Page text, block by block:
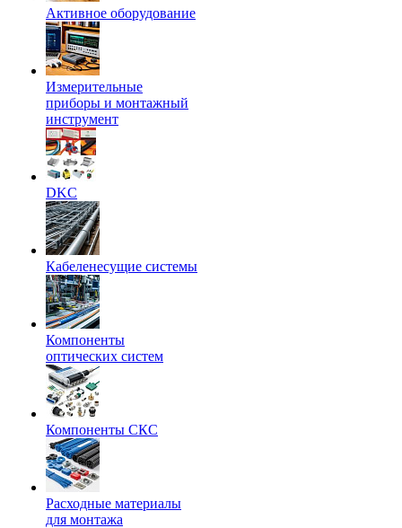
Активное оборудование
Измерительные
приборы и монтажный
инструмент
DKC
Кабеленесущие системы
Компоненты
оптических систем
Компоненты СКС
Расходные материалы
для монтажа